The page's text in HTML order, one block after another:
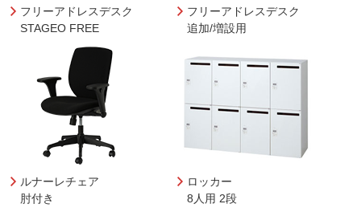
フリーアドレスデスク
STAGEO FREE
フリーアドレスデスク
追加/増設用
ルナーレチェア
肘付き
ロッカー
8人用 2段